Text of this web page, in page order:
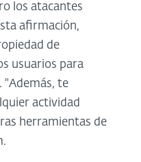
los atacantes
afirmación,
de
usuarios para
"Además, te
actividad
herramientas de